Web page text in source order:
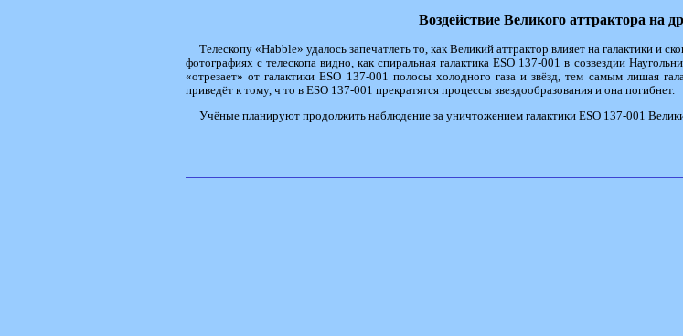
Воздействие Великого аттрактора на
Телескопу «Habble» удалось запечатлеть то, как Великий аттрактор влияет на галактики и
фотографиях с телескопа видно, как спиральная галактика ESO 137-001 в созвездии
«отрезает» от галактики ESO 137-001 полосы холодного газа и звёзд, тем самым лишая
приведёт к тому, ч то в ESO 137-001 прекратятся процессы звездообразования и она погибнет.
Учёные планируют продолжить наблюдение за уничтожением галактики ESO 137-001